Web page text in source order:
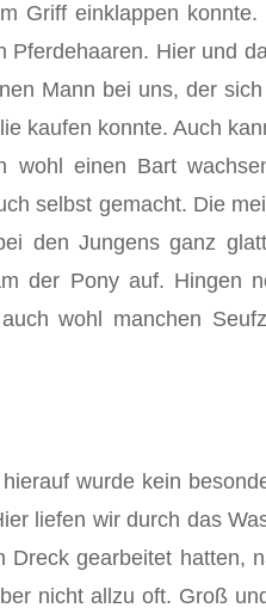
Griff einklappen
Pferdehaaren. Hier und
Mann bei uns, der
kaufen konnte. Auch
wohl einen Bart
selbst gemacht. Die
den Jungens ganz
der Pony auf. Hingen
wohl manchen
wurde kein
liefen wir durch das
Dreck gearbeitet hatten,
nicht allzu oft. Groß